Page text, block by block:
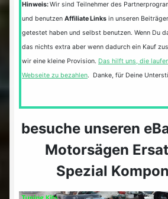
Hinweis:Wir sind Teilnehmer des
und benutzen Affiliate Links in unseren
getestet haben und selbst benutzen. Wenn Du
das nichts extra aber wenn dadurch ein Kauf
wir eine kleine Provision. Das hilft uns, die
Webseite zu bezahlen. Danke, für Deine
besuche unseren
Motorsägen
Spezial